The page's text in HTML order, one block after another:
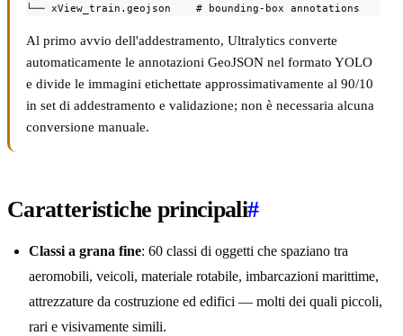
└── xView_train.geojson    # bounding-box annotations
Al primo avvio dell'addestramento, Ultralytics converte
automaticamente le annotazioni GeoJSON nel formato YOLO
e divide le immagini etichettate approssimativamente al 90/10
in set di addestramento e validazione; non è necessaria alcuna
conversione manuale.
Caratteristiche principali#
Classi a grana fine: 60 classi di oggetti che spaziano tra
aeromobili, veicoli, materiale rotabile, imbarcazioni marittime,
attrezzature da costruzione ed edifici — molti dei quali piccoli,
rari e visivamente simili.